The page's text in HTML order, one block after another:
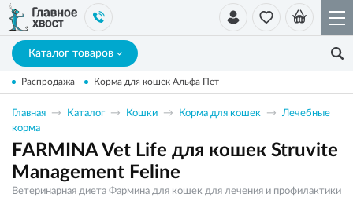
Каталог товаров
Распродажа Корма для кошек Альфа Пет
Главная Каталог Кошки Корма для кошек
Лечебные
корма
FARMINA Vet Life для кошек Struvite
Management Feline
Ветеринарная диета Фармина для кошек для лечения и профилактики